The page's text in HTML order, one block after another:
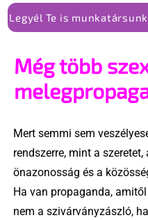
Legyél Te is
Még több
Mert semmi sem
rendszerre, mint a szeretet,
önazonosság és a
Ha van propaganda,
nem a szivárványzászló,